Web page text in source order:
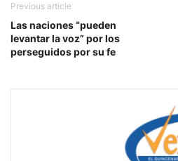
Previous article
Las naciones “pueden
levantar la voz” por los
perseguidos por su fe